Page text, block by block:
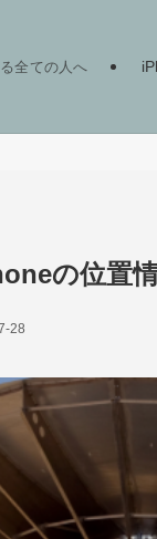
全ての人へ
の位置
28